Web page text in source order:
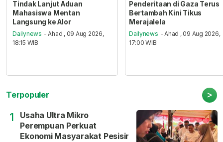
Tindak Lanjut Aduan
Mahasiswa Mentan
Langsung ke Alor
Dailynews - Ahad , 09 Aug 2026,
18:15 WIB
Penderitaan di Gaza Terus
Bertambah Kini Tikus
Merajalela
Dailynews - Ahad , 09 Aug 2026,
17:00 WIB
Terpopuler >
1
Usaha Ultra Mikro
Perempuan Perkuat
Ekonomi Masyarakat Pesisir